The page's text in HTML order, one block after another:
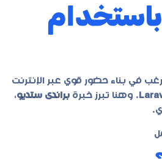
في بناء حضور قوي عبر الإنترنت
. وهنا تبرز خبرة براندى ستديو،